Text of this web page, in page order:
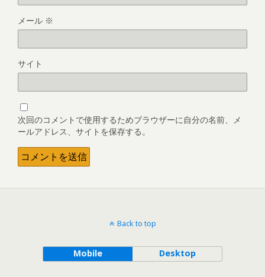
メール ※
サイト
次回のコメントで使用するためブラウザーに自分の名前、メ
ールアドレス、サイトを保存する。
Back to top
Mobile Desktop